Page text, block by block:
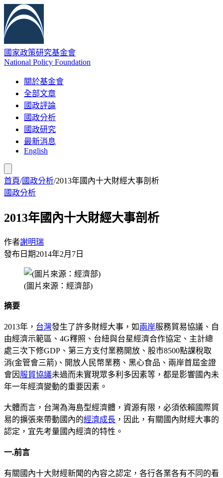
國家政策研究基金會
National Policy Foundation
關於基金會
全部文章
國政評論
國政分析
國政研究
最新消息
English
首頁/國政分析/2013年國內十大財經大事剖析
國政分析
2013年國內十大財經大事剖析
作者謝明瑞
發布日期2014年2月7日
(圖片來源：經濟部)
摘要
2013年， 台灣發生了許多財經大事，如兩岸服務貿易協議、自
由經濟示範區、4G釋照、台紐與台星經濟合作協定、主計總
處三次下修GDP、第三方支付業務開放、股市8500點課稅取
消(金管會三箭)、開放人民幣業務、黑心食品、兩岸首屆金證
會因 服貿協議未過而未實現眾多利多因素等，都是影響國內未
年一年經濟變動的重要因素。
大體而言，台灣為海島型經濟體，資源有限，必須依賴國際貿
易的擴張來帶動國內的經濟成長 ，因此，有關國內財經大事的
認定，宜先考量國內經濟的特性。
一.前言
有關國內十大財經新聞的內容之認定，各行各業各有不同的看